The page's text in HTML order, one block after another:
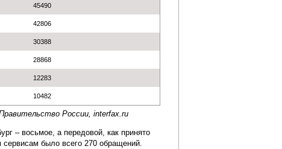
45490
42806
30388
28868
12283
10482
России, interfax.ru
– восьмое, а передовой, как принято
сервисам было всего 270 обращений.